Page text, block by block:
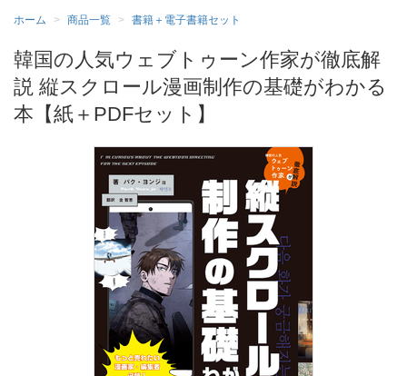
ホーム 商品一覧 書籍＋電子書籍セット
韓国の人気ウェブトゥーン作家が徹底解
説 縦スクロール漫画制作の基礎がわかる
本【紙＋PDFセット】